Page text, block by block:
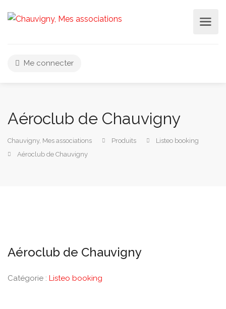
Me connecter
Aéroclub de Chauvigny
Chauvigny, Mes associations Produits
Listeo booking
Aéroclub de Chauvigny
Aéroclub de Chauvigny
Catégorie : Listeo booking